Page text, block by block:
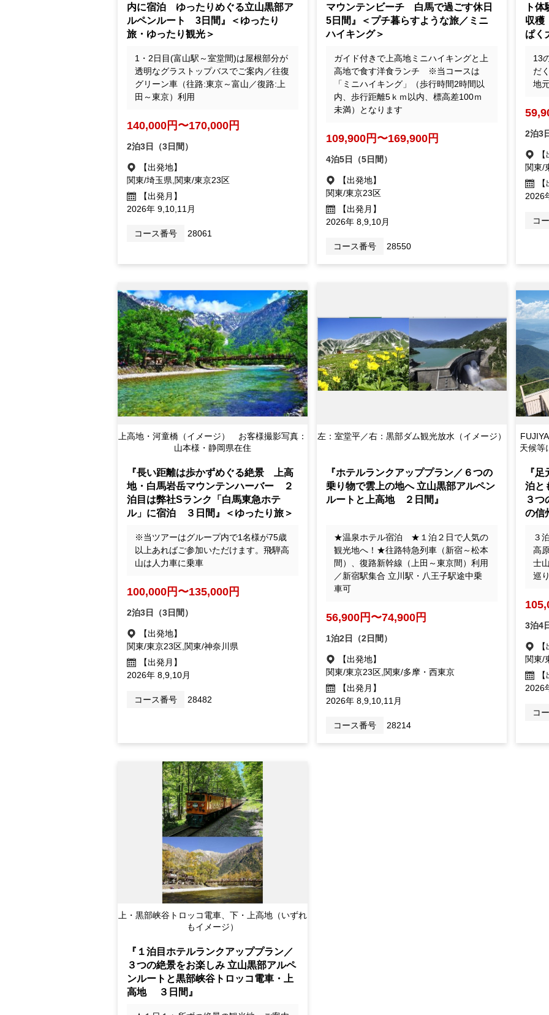
内に宿泊 ゆったりめぐる立山黒部ア
ルペンルート 3日間』＜ゆったり
旅・ゆったり観光＞
1・2日目(富山駅～室堂間)は屋根部分が
透明なグラストップバスでご案内／往復
グリーン車（往路:東京～富山／復路:上
田～東京）利用
140,000円〜170,000円
2泊3日（3日間）
【出発地】
関東/埼玉県,関東/東京23区
【出発月】
2026年 9,10,11月
コース番号 28061
マウンテンビーチ 白馬で過ごす休日
5日間』＜プチ暮らすような旅／ミニ
ハイキング＞
ガイド付きで上高地ミニハイキングと上
高地で食す洋食ランチ ※当コースは
「ミニハイキング」（歩行時間2時間以
内、歩行距離5ｋｍ以内、標高差100ｍ
未満）となります
109,900円〜169,900円
4泊5日（5日間）
【出発地】
関東/東京23区
【出発月】
2026年 8,9,10月
コース番号 28550
ト
収穫
ぱく
13
だ
地
2泊3
関東/
2026
コ
上高地・河童橋（イメージ） お客様撮影写真：
山本様・静岡県在住
『長い距離は歩かずめぐる絶景 上高
地・白馬岩岳マウンテンハーバー ２
泊目は弊社Sランク「白馬東急ホテ
ル」に宿泊 ３日間』＜ゆったり旅＞
※当ツアーはグループ内で1名様が75歳
以上あればご参加いただけます。飛騨高
山は人力車に乗車
100,000円〜135,000円
2泊3日（3日間）
【出発地】
関東/東京23区,関東/神奈川県
【出発月】
2026年 8,9,10月
コース番号 28482
左：室堂平／右：黒部ダム観光放水（イメージ）
『ホテルランクアッププラン／６つの
乗り物で雲上の地へ 立山黒部アルペン
ルートと上高地 ２日間』
★温泉ホテル宿泊 ★１泊２日で人気の
観光地へ！★往路特急列車（新宿～松本
間）、復路新幹線（上田～東京間）利用
／新宿駅集合 立川駅・八王子駅途中乗
車可
56,900円〜74,900円
1泊2日（2日間）
【出発地】
関東/東京23区,関東/多摩・西東京
【出発月】
2026年 8,9,10,11月
コース番号 28214
天候等
『
泊と
３つ
の信
３
高
士
巡
3泊4
関東/
2026
コ
上・黒部峡谷トロッコ電車、下・上高地（いずれ
もイメージ）
『１泊目ホテルランクアッププラン／
３つの絶景をお楽しみ 立山黒部アルペ
ンルートと黒部峡谷トロッコ電車・上
高地 ３日間』